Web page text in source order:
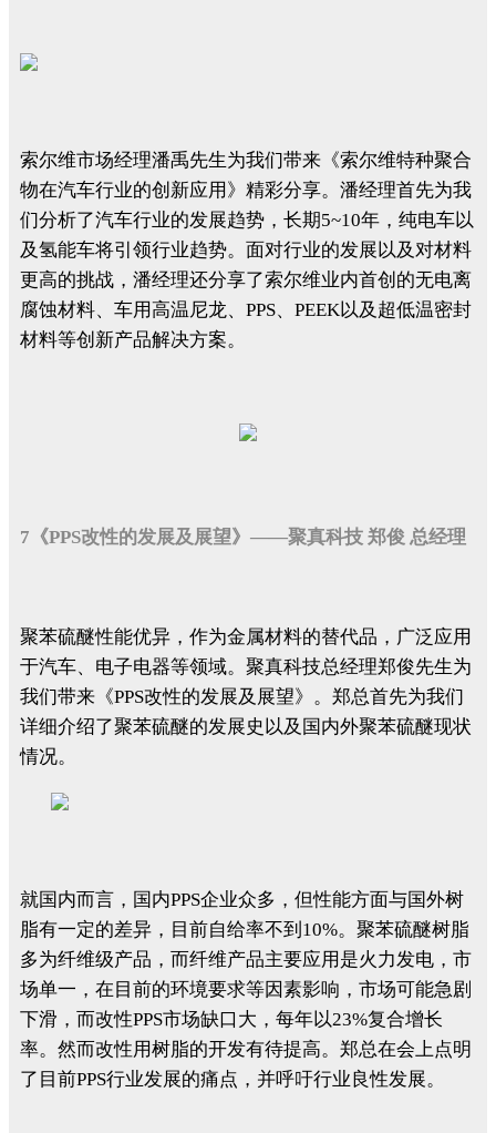
索尔维市场经理潘禹先生为我们带来《索尔维特种聚合
物在汽车行业的创新应用》精彩分享。潘经理首先为我
们分析了汽车行业的发展趋势，长期5~10年，纯电车以
及氢能车将引领行业趋势。面对行业的发展以及对材料
更高的挑战，潘经理还分享了索尔维业内首创的无电离
腐蚀材料、车用高温尼龙、PPS、PEEK以及超低温密封
材料等创新产品解决方案。
7《PPS改性的发展及展望》——聚真科技 郑俊 总经理
聚苯硫醚性能优异，作为金属材料的替代品，广泛应用
于汽车、电子电器等领域。聚真科技总经理郑俊先生为
我们带来《PPS改性的发展及展望》。郑总首先为我们
详细介绍了聚苯硫醚的发展史以及国内外聚苯硫醚现状
情况。
就国内而言，国内PPS企业众多，但性能方面与国外树
脂有一定的差异，目前自给率不到10%。聚苯硫醚树脂
多为纤维级产品，而纤维产品主要应用是火力发电，市
场单一，在目前的环境要求等因素影响，市场可能急剧
下滑，而改性PPS市场缺口大，每年以23%复合增长
率。然而改性用树脂的开发有待提高。郑总在会上点明
了目前PPS行业发展的痛点，并呼吁行业良性发展。